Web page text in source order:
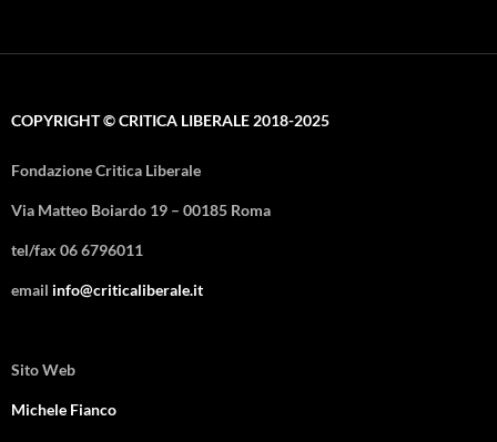
COPYRIGHT © CRITICA LIBERALE 2018-2025
Fondazione Critica Liberale
Via Matteo Boiardo 19 – 00185 Roma
tel/fax 06 6796011
email info@criticaliberale.it
Sito Web
Michele Fianco